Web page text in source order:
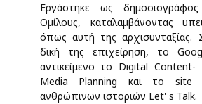
Εργάστηκε ως
Ομίλους, καταλαμβάνοντας
όπως αυτή της αρχισυνταξίας.
δική της επιχείρηση, το
αντικείμενο το Digital
Media Planning και το site
ανθρώπινων ιστοριών Let' s Talk.